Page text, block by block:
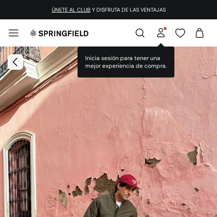
ÚNETE AL CLUB Y DISFRUTA DE LAS VENTAJAS
Inicia sesión para tener una
mejor experiencia de compra.